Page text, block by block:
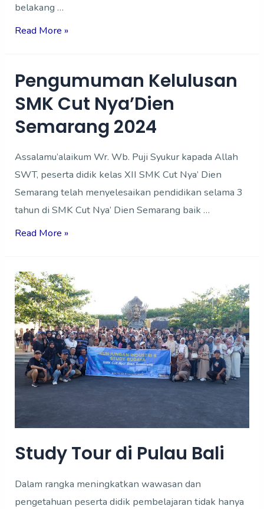
belakang …
Read More »
Pengumuman Kelulusan
SMK Cut Nya’Dien
Semarang 2024
Assalamu’alaikum Wr. Wb. Puji Syukur kapada Allah
SWT, peserta didik kelas XII SMK Cut Nya’ Dien
Semarang telah menyelesaikan pendidikan selama 3
tahun di SMK Cut Nya’ Dien Semarang baik …
Pengumuman
Kelulusan
SMK
Cut
2024
Read More »
Study Tour di Pulau Bali
Dalam rangka meningkatkan wawasan dan
pengetahuan peserta didik pembelajaran tidak hanya
Study
Tour
di
Pulau
Bali